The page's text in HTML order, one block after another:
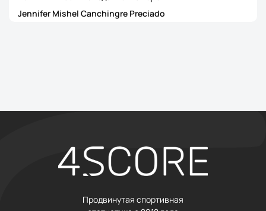
Jennifer Mishel Canchingre Preciado
Продвинутая спортивная